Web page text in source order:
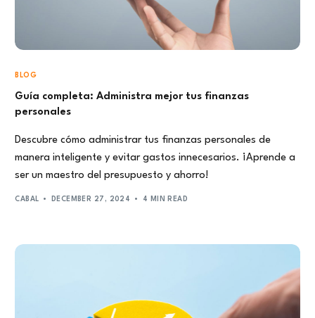
BLOG
Guía completa: Administra mejor tus finanzas
personales
Descubre cómo administrar tus finanzas personales de
manera inteligente y evitar gastos innecesarios. ¡Aprende a
ser un maestro del presupuesto y ahorro!
CABAL DECEMBER 27, 2024 4 MIN READ